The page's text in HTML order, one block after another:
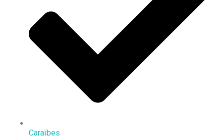
Caraïbes